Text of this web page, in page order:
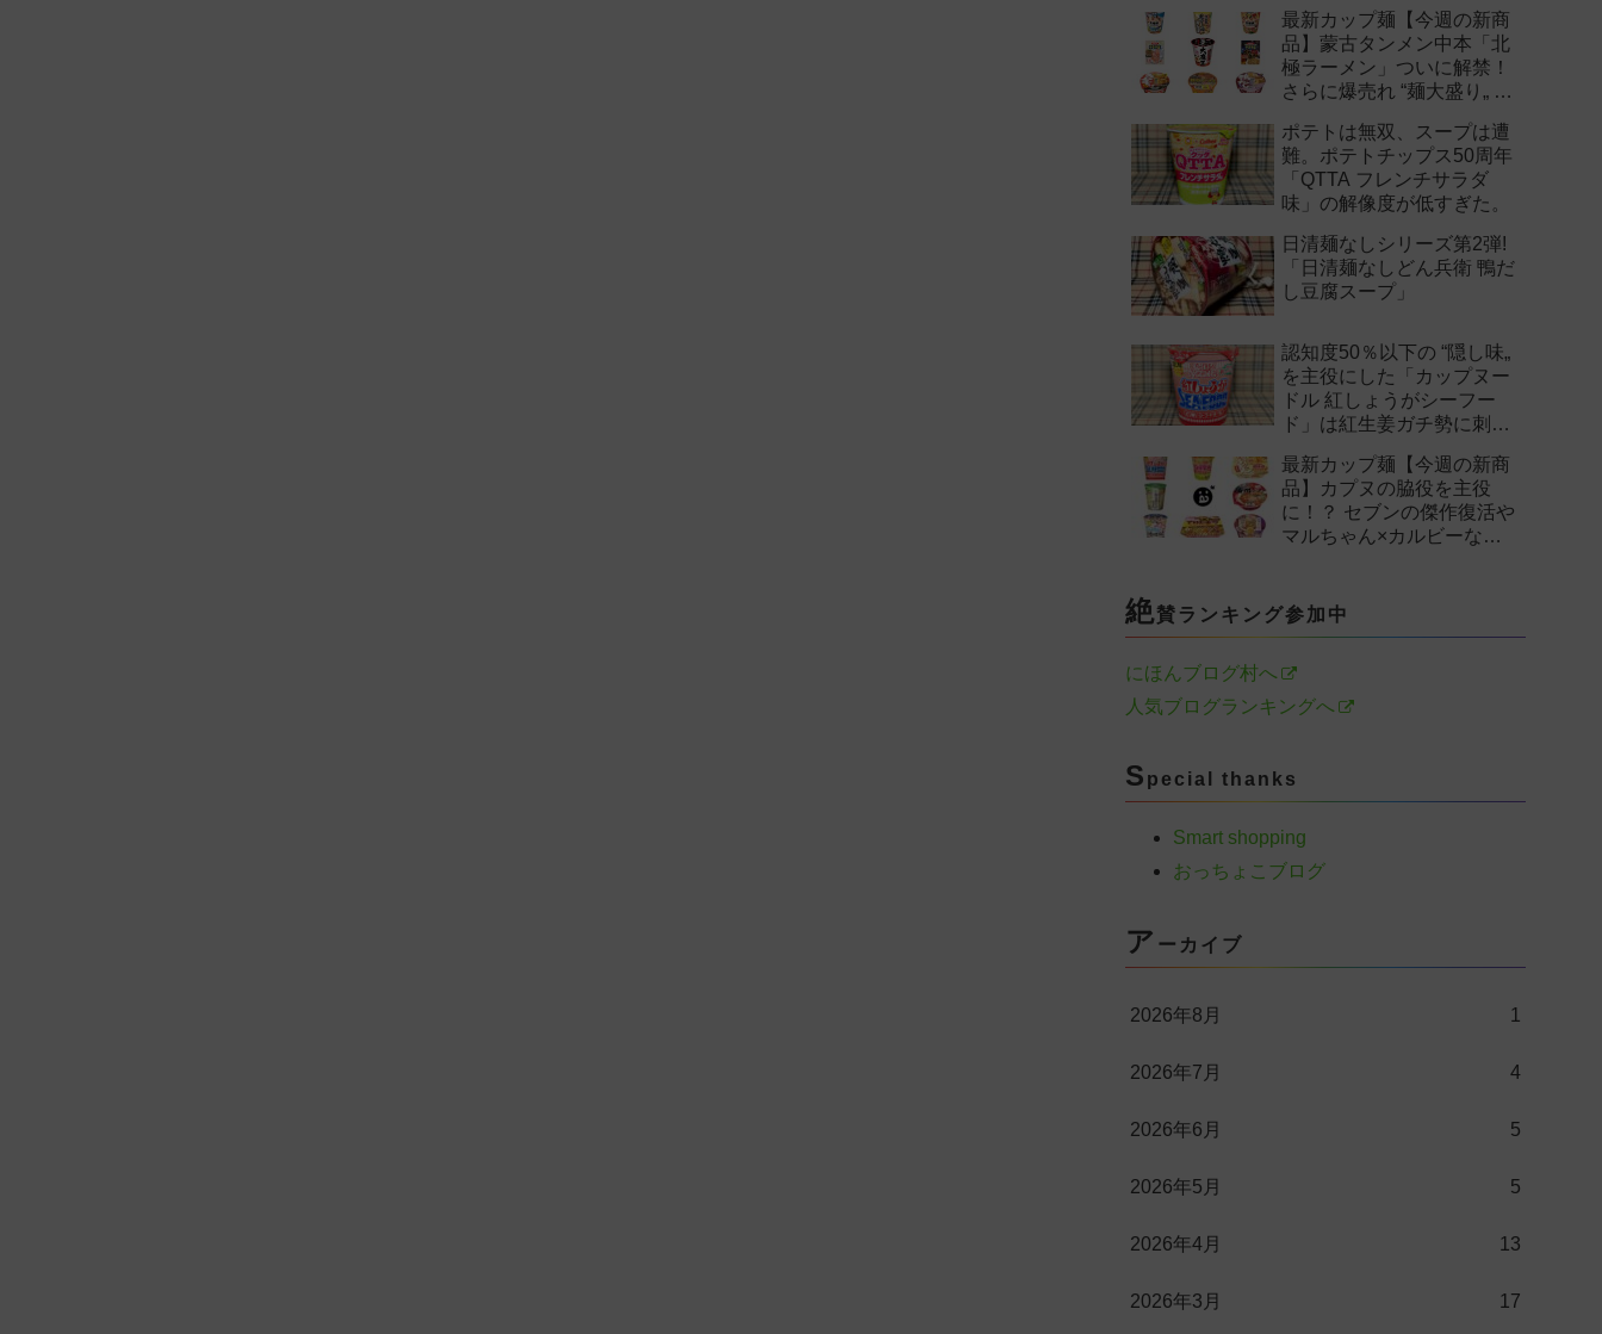
最新カップ麺【今週の新商
品】蒙古タンメン中本「北
極ラーメン」ついに解禁！
さらに爆売れ “麺大盛り„ シ
作まとめ！
ポテトは無双、スープは遭
難。ポテトチップス50周年
「QTTA フレンチサラダ
味」の解像度が低すぎた。
日清麺なしシリーズ第2弾!
「日清麺なしどん兵衛 鴨だ
し豆腐スープ」
認知度50％以下の “隠し味„
を主役にした「カップヌー
ドル 紅しょうがシーフー
ド」は紅生姜ガチ勢に刺さ
最新カップ麺【今週の新商
品】カプヌの脇役を主役
に！？ セブンの傑作復活や
マルちゃん×カルビーなど
絶賛ランキング参加中
にほんブログ村へ
人気ブログランキングへ
S pecial thanks
Smart shopping
おっちょこブログ
ア ーカイブ
2026年8月 1
2026年7月 4
2026年6月 5
2026年5月 5
2026年4月 13
2026年3月 17